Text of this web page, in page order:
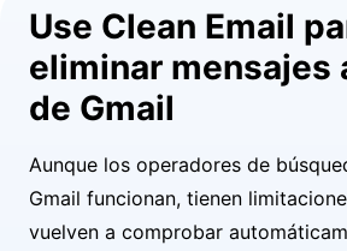
Use Clean Email
eliminar mensajes
de Gmail
Aunque los operadores de
Gmail funcionan, tienen
vuelven a comprobar